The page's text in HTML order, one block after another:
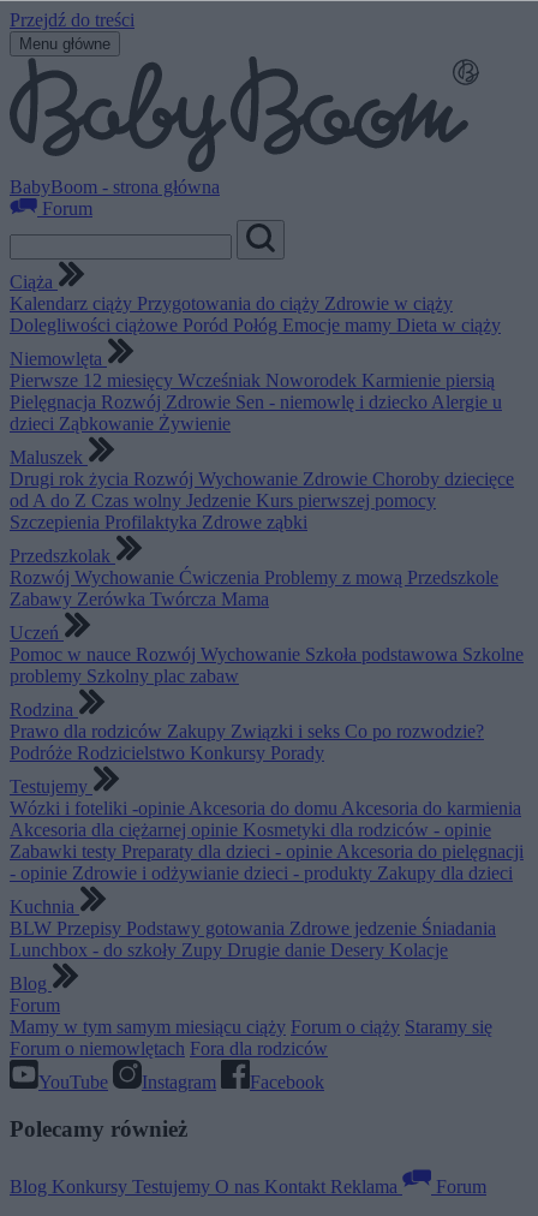
Przejdź do treści
Menu główne
BabyBoom - strona główna
Forum
Ciąża
Kalendarz ciąży Przygotowania do ciąży Zdrowie w ciąży
Dolegliwości ciążowe Poród Połóg Emocje mamy Dieta w ciąży
Niemowlęta
Pierwsze 12 miesięcy Wcześniak Noworodek Karmienie piersią
Pielęgnacja Rozwój Zdrowie Sen - niemowlę i dziecko Alergie u
dzieci Ząbkowanie Żywienie
Maluszek
Drugi rok życia Rozwój Wychowanie Zdrowie Choroby dziecięce
od A do Z Czas wolny Jedzenie Kurs pierwszej pomocy
Szczepienia Profilaktyka Zdrowe ząbki
Przedszkolak
Rozwój Wychowanie Ćwiczenia Problemy z mową Przedszkole
Zabawy Zerówka Twórcza Mama
Uczeń
Pomoc w nauce Rozwój Wychowanie Szkoła podstawowa Szkolne
problemy Szkolny plac zabaw
Rodzina
Prawo dla rodziców Zakupy Związki i seks Co po rozwodzie?
Podróże Rodzicielstwo Konkursy Porady
Testujemy
Wózki i foteliki -opinie Akcesoria do domu Akcesoria do karmienia
Akcesoria dla ciężarnej opinie Kosmetyki dla rodziców - opinie
Zabawki testy Preparaty dla dzieci - opinie Akcesoria do pielęgnacji
- opinie Zdrowie i odżywianie dzieci - produkty Zakupy dla dzieci
Kuchnia
BLW Przepisy Podstawy gotowania Zdrowe jedzenie Śniadania
Lunchbox - do szkoły Zupy Drugie danie Desery Kolacje
Blog
Forum
Mamy w tym samym miesiącu ciąży Forum o ciąży Staramy się
Forum o niemowlętach Fora dla rodziców
YouTube
Instagram Facebook
Polecamy również
Blog Konkursy Testujemy O nas Kontakt Reklama
Forum